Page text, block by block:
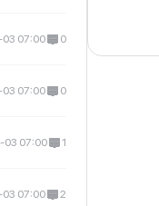
07:00 0
07:00 0
07:00 1
07:00 2